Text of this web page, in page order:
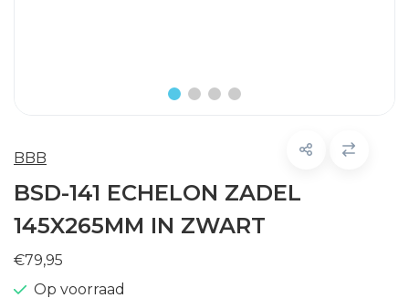
BBB
BSD-141 ECHELON ZADEL
145X265MM IN ZWART
€79,95
Op voorraad